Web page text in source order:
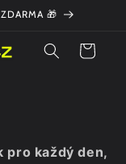
🎁
Košík
pro každý den,